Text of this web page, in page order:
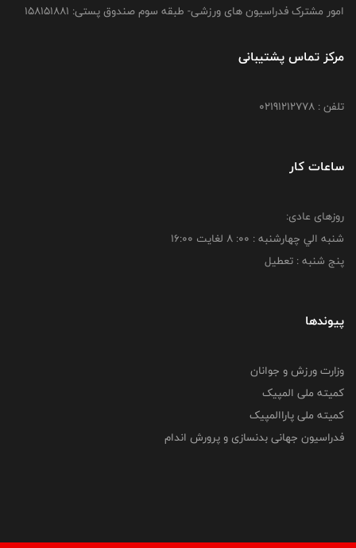
امور مشترک فدراسیون های ورزشی- طبقه سوم صندوق پستی: 158151881
مرکز تماس پشتیبانی
تلفن : 02191212778
ساعات کار
روزهای عادی:
شنبه الي چهارشنبه : 00: 8 لغايت 16:00
پنج شنبه : تعطیل
پیوندها
وزارت ورزش و جوانان
کمیته ملی المپیک
کمیته ملی پاراالمپیک
فدراسیون جهانی بدنسازی و پرورش اندام